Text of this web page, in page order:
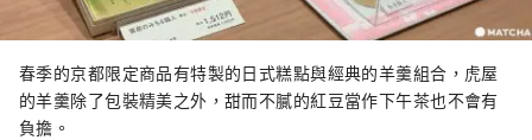
春季的京都限定商品有特製的日式糕點與經典的羊羹組合，虎屋
的羊羹除了包裝精美之外，甜而不膩的紅豆當作下午茶也不會有
負擔。